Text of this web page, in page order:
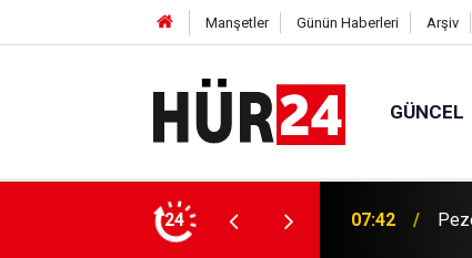
Manşetler Günün Haberleri Arşiv
GÜNCEL
24
onay kurumsal süreç sonunda verildi 07:23 Esir